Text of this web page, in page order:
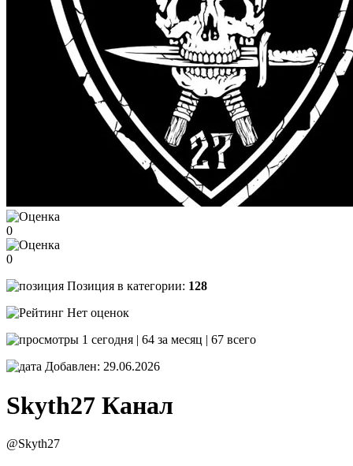
0
0
Позиция в категории: 128
Нет оценок
1 сегодня | 64 за месяц | 67 всего
Добавлен: 29.06.2026
Skyth27 Канал
@Skyth27